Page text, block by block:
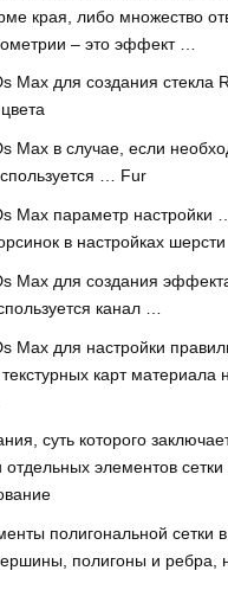
края, либо множество
– это эффект …
Max для создания стекла
Max в случае, если
… Fur
Max параметр настройки
в настройках шерсти
Max для создания
канал …
Max для настройки
карт материала
суть которого
отдельных элементов
полигональной сетки
полигоны и ребра,